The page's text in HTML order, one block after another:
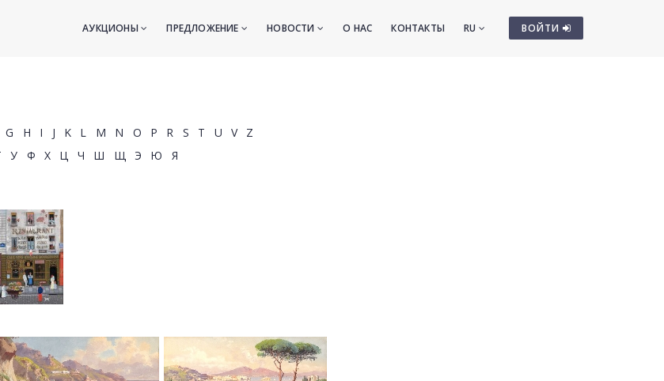
ВОЙТИ
АУКЦИОНЫ ПРЕДЛОЖЕНИЕ НОВОСТИ О НАС КОНТАКТЫ RU
G H I J K L M N O P R S T U V
Z
У Ф Х Ц Ч Ш Щ Э Ю Я